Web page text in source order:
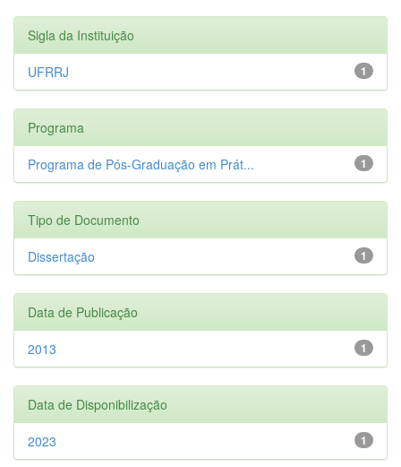
Sigla da Instituição
1
UFRRJ
Programa
1
Programa de Pós-Graduação em Prát...
Tipo de Documento
1
Dissertação
Data de Publicação
1
2013
Data de Disponibilização
1
2023